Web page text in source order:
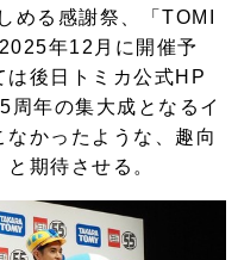
める感謝祭、「TOMI
年12月に開催予
は後日トミカ公式HP
周年の集大成となるイ
かったような、趣向
期待させる。